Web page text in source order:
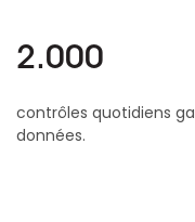
2.000
contrôles quotidiens
données.